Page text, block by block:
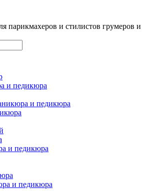
парикмахеров и стилистов грумеров и
и педикюра
и педикюра
и педикюра
и педикюра